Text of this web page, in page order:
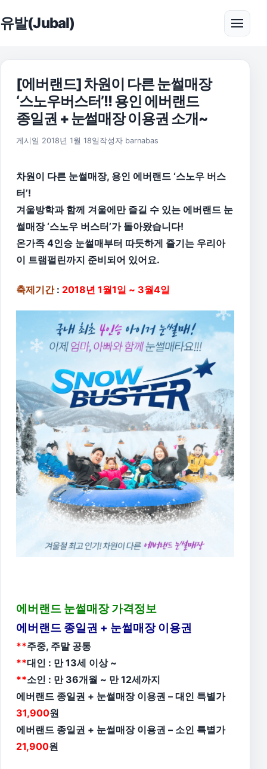
유발(Jubal) 메뉴
[에버랜드] 차원이 다른 눈썰매장
‘스노우버스터’!! 용인 에버랜드
종일권 + 눈썰매장 이용권 소개~
게시일 2018년 1월 18일 작성자 barnabas
차원이 다른 눈썰매장, 용인 에버랜드 ‘스노우 버스
터’!
겨울방학과 함께 겨울에만 즐길 수 있는 에버랜드 눈
썰매장 ‘스노우 버스터’가 돌아왔습니다!
온가족 4인승 눈썰매부터 따듯하게 즐기는 우리아
이 트램펄린까지 준비되어 있어요.
축제기간: 2018년 1월1일 ~ 3월4일
에버랜드 눈썰매장 가격정보
에버랜드 종일권 + 눈썰매장 이용권
**주중, 주말 공통
**대인 : 만 13세 이상 ~
**소인 : 만 36개월 ~ 만 12세까지
에버랜드 종일권 + 눈썰매장 이용권 – 대인 특별가
31,900원
에버랜드 종일권 + 눈썰매장 이용권 – 소인 특별가
21,900원